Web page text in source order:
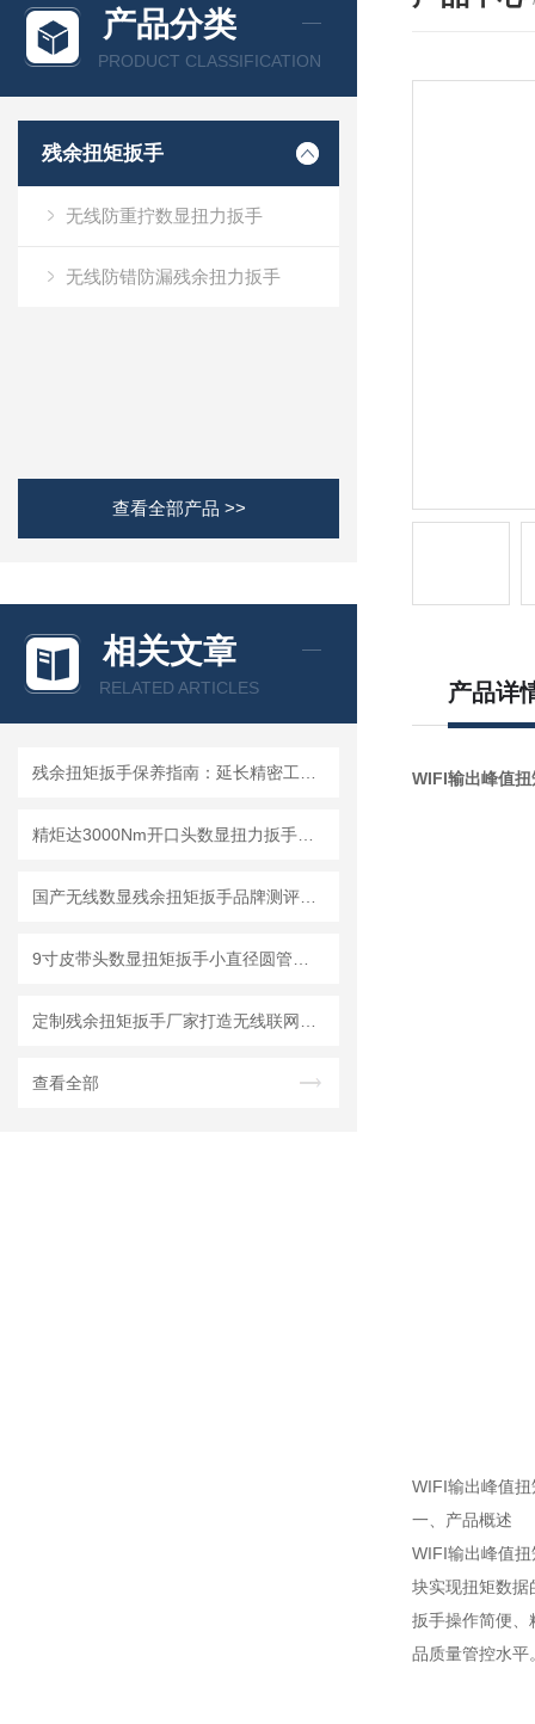
产品分类
PRODUCT CLASSIFICATION
残余扭矩扳手
无线防重拧数显扭力扳手
无线防错防漏残余扭力扳手
查看全部产品 >>
相关文章
RELATED ARTICLES
查看全部
产品详
WIFI输出峰值
WIFI输出峰值
一、产品概述
WIFI输出峰值
块实现扭矩数据
扳手操作简便、
品质量管控水平